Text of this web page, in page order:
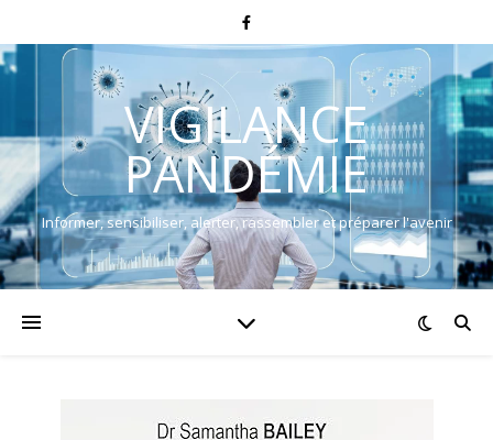
VIGILANCE
PANDÉMIE
Informer, sensibiliser, alerter, rassembler et préparer l'avenir